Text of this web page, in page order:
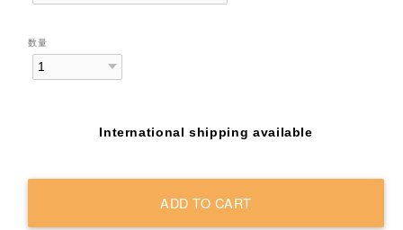
数量
International shipping available
ADD TO CART